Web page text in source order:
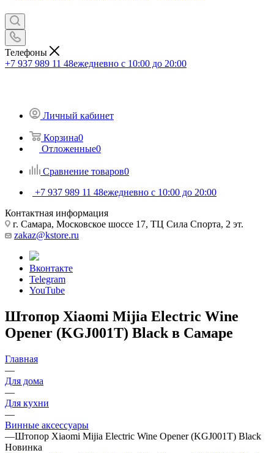
Телефоны
+7 937 989 11 48ежедневно с 10:00 до 20:00
Личный кабинет
Корзина0
Отложенные0
Сравнение товаров0
+7 937 989 11 48ежедневно с 10:00 до 20:00
Контактная информация
г. Самара, Московское шоссе 17, ТЦ Сила Спорта, 2 эт.
zakaz@kstore.ru
Вконтакте
Telegram
YouTube
Штопор Xiaomi Mijia Electric Wine
Opener (KGJ001T) Black в Самаре
Главная
—
Для дома
—
Для кухни
—
Винные аксессуары
—Штопор Xiaomi Mijia Electric Wine Opener (KGJ001T) Black
Новинка